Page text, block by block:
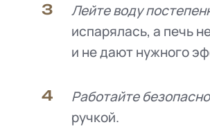
Лейте воду
испарялась, а печь
и не дают нужного
Работайте безопасно
ручкой.